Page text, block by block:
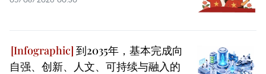
到2035年，基本完成向
自强、创新、人文、可持续与融入的